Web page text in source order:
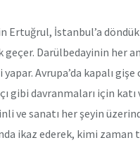
Ertuğrul, İstanbul’a
geçer. Darülbedayinin her
yapar. Avrupa’da kapalı
gibi davranmaları için
ve sanatı her şeyin
ikaz ederek, kimi